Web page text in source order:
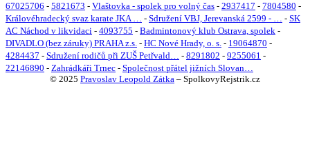
67025706 - 5821673 - Vlaštovka - spolek pro volný čas - 2937417 - 7804580 -
Královéhradecký svaz karate JKA … - Sdružení VBJ, Jerevanská 2599 - … - SK
AC Náchod v likvidaci - 4093755 - Badmintonový klub Ostrava, spolek -
DIVADLO (bez záruky) PRAHA z.s. - HC Nové Hrady, o. s. - 19064870 -
4284437 - Sdružení rodičů při ZUŠ Petřvald… - 8291802 - 9255061 -
22146890 - Zahrádkáři Trnec - Společnost přátel jižních Slovan…
© 2025 Pravoslav Leopold Zátka – SpolkovyRejstrik.cz